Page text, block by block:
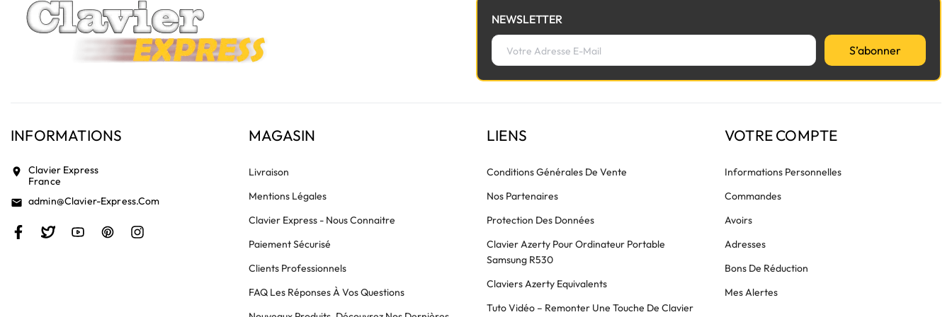
NEWSLETTER
S’abonner
INFORMATIONS
location_on
Clavier Express
France
email Admin@clavier-Express.com
MAGASIN
Livraison
Mentions Légales
Clavier Express - Nous Connaitre
Paiement Sécurisé
Clients Professionnels
FAQ Les Réponses À Vos Questions
LIENS
Conditions Générales De Vente
Nos Partenaires
Protection Des Données
Clavier Azerty Pour Ordinateur Portable
Samsung R530
Claviers Azerty Equivalents
Tuto Vidéo – Remonter Une Touche De Clavier
VOTRE COMPTE
Informations Personnelles
Commandes
Avoirs
Adresses
Bons De Réduction
Mes Alertes